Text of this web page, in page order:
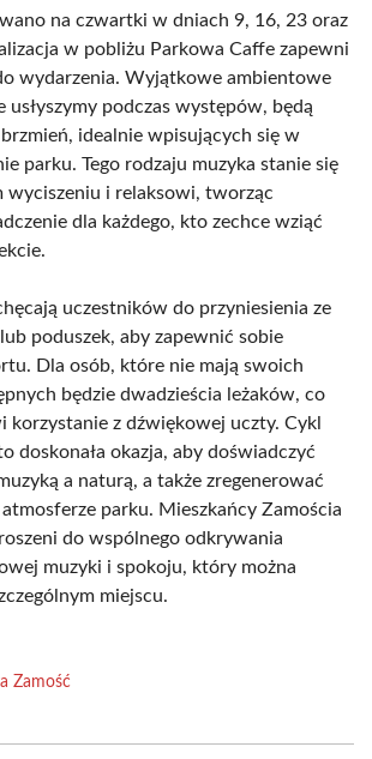
na czwartki w dniach 9, 16, 23 oraz
w pobliżu Parkowa Caffe zapewni
wydarzenia. Wyjątkowe ambientowe
usłyszymy podczas występów, będą
idealnie wpisujących się w
parku. Tego rodzaju muzyka stanie się
wyciszeniu i relaksowi, tworząc
dla każdego, kto zechce wziąć
uczestników do przyniesienia ze
poduszek, aby zapewnić sobie
Dla osób, które nie mają swoich
będzie dwadzieścia leżaków, co
korzystanie z dźwiękowej uczty. Cykl
doskonała okazja, aby doświadczyć
a naturą, a także zregenerować
parku. Mieszkańcy Zamościa
do wspólnego odkrywania
muzyki i spokoju, który można
miejscu.
Zamość